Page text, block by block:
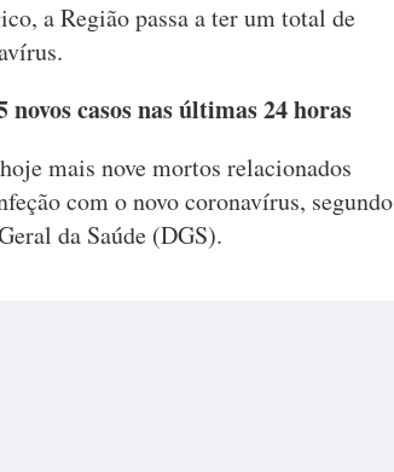
a Região passa a ter um total de
casos nas últimas 24 horas
mais nove mortos relacionados
com o novo coronavírus, segundo
da Saúde (DGS).